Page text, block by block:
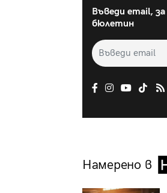
Въведи email,
бюлетин
Намерено в